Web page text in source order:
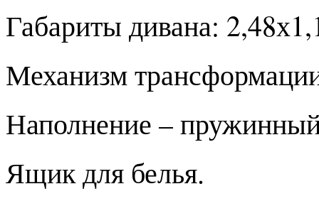
Габариты дивана:
Механизм
Наполнение –
Ящик для белья.